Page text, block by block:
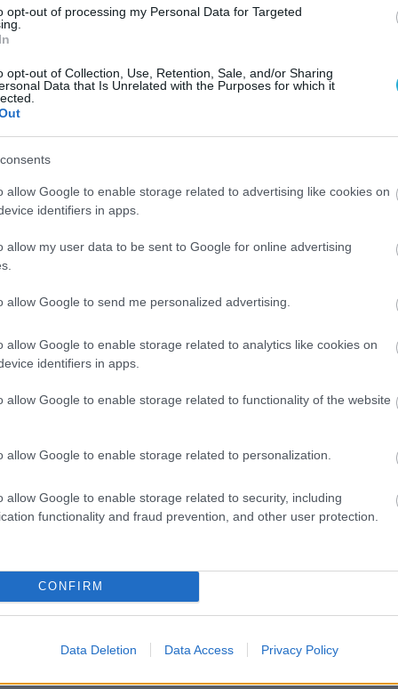
opt-out of processing my Personal Data for Targeted
opt-out of Collection, Use, Retention, Sale, and/or Sharing
Data that Is Unrelated with the Purposes for which it
allow Google to enable storage related to advertising like cookies on
identifiers in apps.
allow my user data to be sent to Google for online advertising
allow Google to send me personalized advertising.
allow Google to enable storage related to analytics like cookies on
identifiers in apps.
allow Google to enable storage related to functionality of the website
allow Google to enable storage related to personalization.
allow Google to enable storage related to security, including
functionality and fraud prevention, and other user protection.
CONFIRM
Data Deletion Data Access Privacy Policy
νεαρή ηλικία και τώρα ξεκινάνε την παρουσία
Δείξαμε ότι μπορούμε να σταθούμε και μπορούμε να
που έχει περισσότερη σημασία έχει να
των πλέι άουτ -εφόσον δεν μπορέσουμε να τα
στον ΠΑΟΚ, εμείς πλέον κοιτάμε το
εάν επαναλάβουμε μία ανάλογη εμφάνιση θα έχουμε
ΠΑΟΚ δήλωσε:
σε πολλά κομμάτια . Από αγώνα σε αγώνα
συνέχεια στον ΠΑΟΚ».
Αντωνούλης Β., Επόπτες: Μπέλλος Ι.,
7 μπλοκ, 33 λάθη αντιπάλων και της Ελπίδας οι
33 λάθη αντιπάλων.